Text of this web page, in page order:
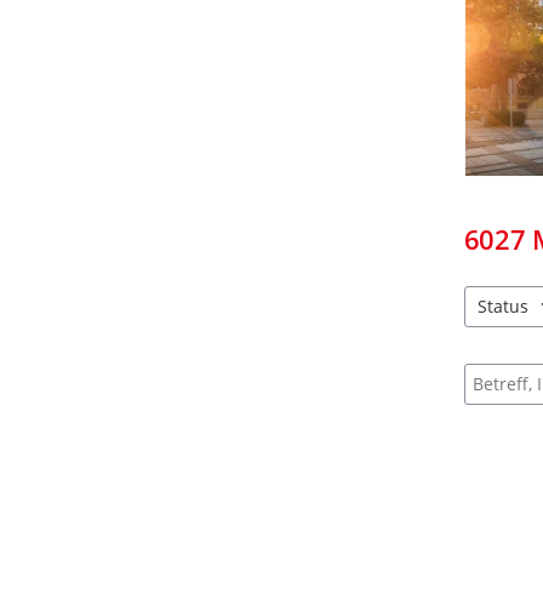
6027
Status
Suche